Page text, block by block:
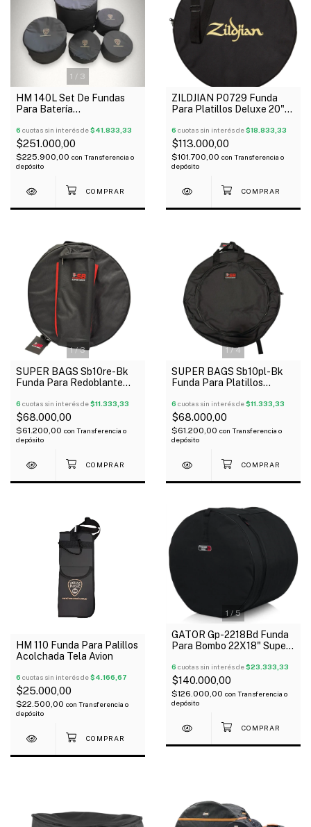
1 / 3
HM 140L Set De Fundas
Para Batería
6 cuotas sin interés de$41.833,33
$251.000,00
$225.900,00 con Transferencia o
depósito
ZILDJIAN P0729 Funda
Para Platillos Deluxe 20"
6 cuotas sin interés de$18.833,33
$113.000,00
$101.700,00 con Transferencia o
depósito
1/3
SUPER BAGS Sb10re-Bk
Funda Para Redoblante
6 cuotas sin interés de$11.333,33
$68.000,00
$61.200,00 con Transferencia o
depósito
1/4
SUPER BAGS Sb10pl-Bk
Funda Para Platillos
6 cuotas sin interés de$11.333,33
$68.000,00
$61.200,00 con Transferencia o
depósito
HM 110 Funda Para Palillos
Acolchada Tela Avion
6 cuotas sin interés de$4.166,67
$25.000,00
$22.500,00 con Transferencia o
depósito
1 /5
GATOR Gp-2218Bd Funda
Para Bombo 22X18" Super
6 cuotas sin interés de$23.333,33
$140.000,00
$126.000,00 con Transferencia o
depósito